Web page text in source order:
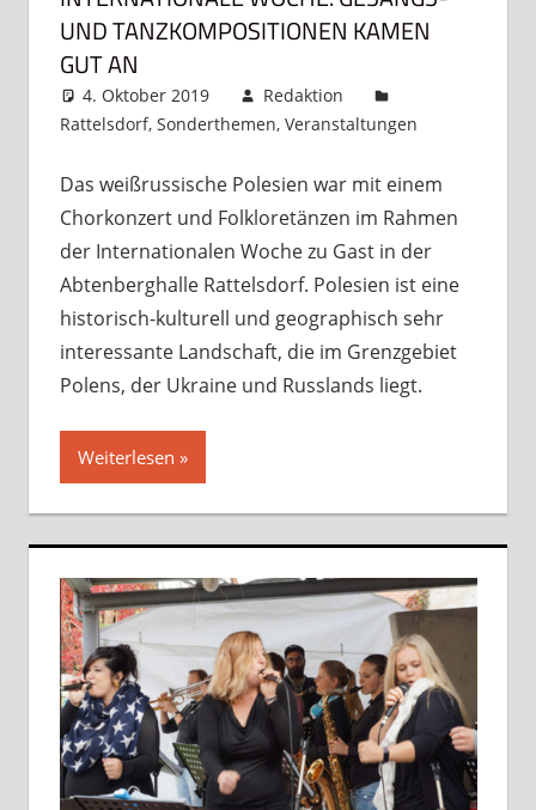
UND TANZKOMPOSITIONEN KAMEN
GUT AN
4. Oktober 2019
Redaktion
Rattelsdorf, Sonderthemen, Veranstaltungen
Das weißrussische Polesien war mit einem
Chorkonzert und Folkloretänzen im Rahmen
der Internationalen Woche zu Gast in der
Abtenberghalle Rattelsdorf. Polesien ist eine
historisch-kulturell und geographisch sehr
interessante Landschaft, die im Grenzgebiet
Polens, der Ukraine und Russlands liegt.
Weiterlesen